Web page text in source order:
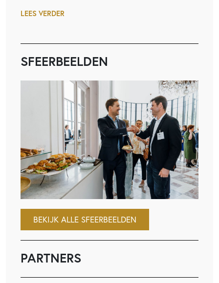
LEES VERDER
SFEERBEELDEN
BEKIJK ALLE SFEERBEELDEN
PARTNERS